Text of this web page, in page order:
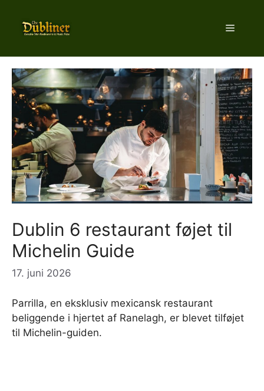
indhold
Menu
Dublin 6 restaurant føjet til
Michelin Guide
17. juni 2026
Parrilla, en eksklusiv mexicansk restaurant
beliggende i hjertet af Ranelagh, er blevet tilføjet
til Michelin-guiden.